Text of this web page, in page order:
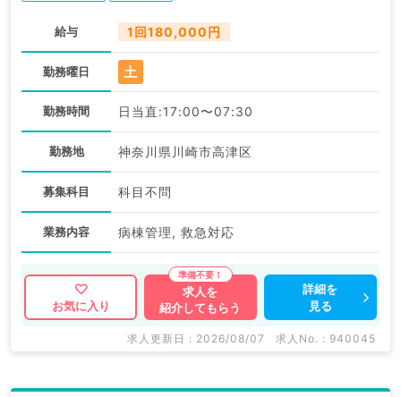
給与 1回180,000円
勤務曜日 土
勤務時間 日当直:17:00〜07:30
勤務地 神奈川県川崎市高津区
募集科目 科目不問
業務内容 病棟管理, 救急対応
お気に入り
求人を
紹介してもらう
詳細を
見る
求人更新日 : 2026/08/07 求人No. : 940045